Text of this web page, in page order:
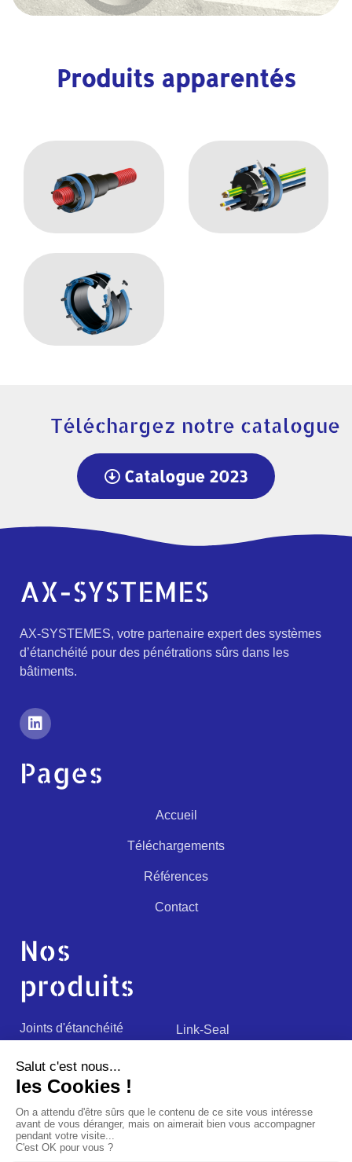
Produits apparentés
Téléchargez notre catalogue
Catalogue 2023
AX-SYSTEMES
AX-SYSTEMES, votre partenaire expert des systèmes
d’étanchéité pour des pénétrations sûrs dans les
bâtiments.
Pages
Accueil
Téléchargements
Références
Contact
Nos
produits
Joints d'étanchéité
Fourreaux
Passages d’eaux noires
Accessoires
Link-Seal